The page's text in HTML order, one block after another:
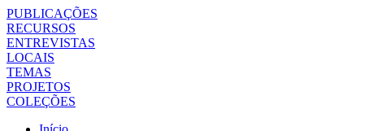
PUBLICAÇÕES
RECURSOS
ENTREVISTAS
LOCAIS
TEMAS
PROJETOS
COLEÇÕES